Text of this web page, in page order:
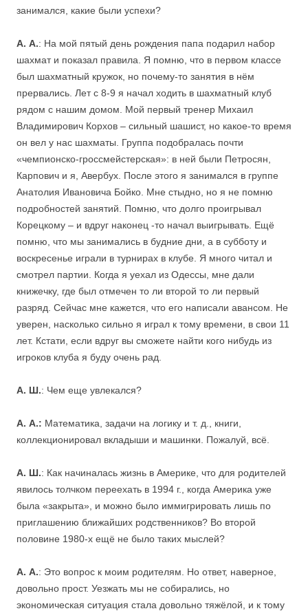
занимался, какие были успехи?
А. А.: На мой пятый день рождения папа подарил набор
шахмат и показал правила. Я помню, что в первом классе
был шахматный кружок, но почему-то занятия в нём
прервались. Лет с 8-9 я начал ходить в шахматный клуб
рядом с нашим домом. Мой первый тренер Михаил
Владимирович Корхов – сильный шашист, но какое-то время
он вел у нас шахматы. Группа подобралась почти
«чемпионско-гроссмейстерская»: в ней были Петросян,
Карпович и я, Авербух. После этого я занимался в группе
Анатолия Ивановича Бойко. Мне стыдно, но я не помню
подробностей занятий. Помню, что долго проигрывал
Корецкому – и вдруг наконец -то начал выигрывать. Ещё
помню, что мы занимались в будние дни, а в субботу и
воскресенье играли в турнирах в клубе. Я много читал и
смотрел партии. Когда я уехал из Одессы, мне дали
книжечку, где был отмечен то ли второй то ли первый
разряд. Сейчас мне кажется, что его написали авансом. Не
уверен, насколько сильно я играл к тому времени, в свои 11
лет. Кстати, если вдруг вы сможете найти кого нибудь из
игроков клуба я буду очень рад.
А. Ш.: Чем еще увлекался?
А. А.: Математика, задачи на логику и т. д., книги,
коллекционировал вкладыши и машинки. Пожалуй, всё.
А. Ш.: Как начиналась жизнь в Америке, что для родителей
явилось толчком переехать в 1994 г., когда Америка уже
была «закрыта», и можно было иммигрировать лишь по
приглашению ближайших родственников? Во второй
половине 1980-х ещё не было таких мыслей?
А. А.: Это вопрос к моим родителям. Но ответ, наверное,
довольно прост. Уезжать мы не собирались, но
экономическая ситуация стала довольно тяжёлой, и к тому